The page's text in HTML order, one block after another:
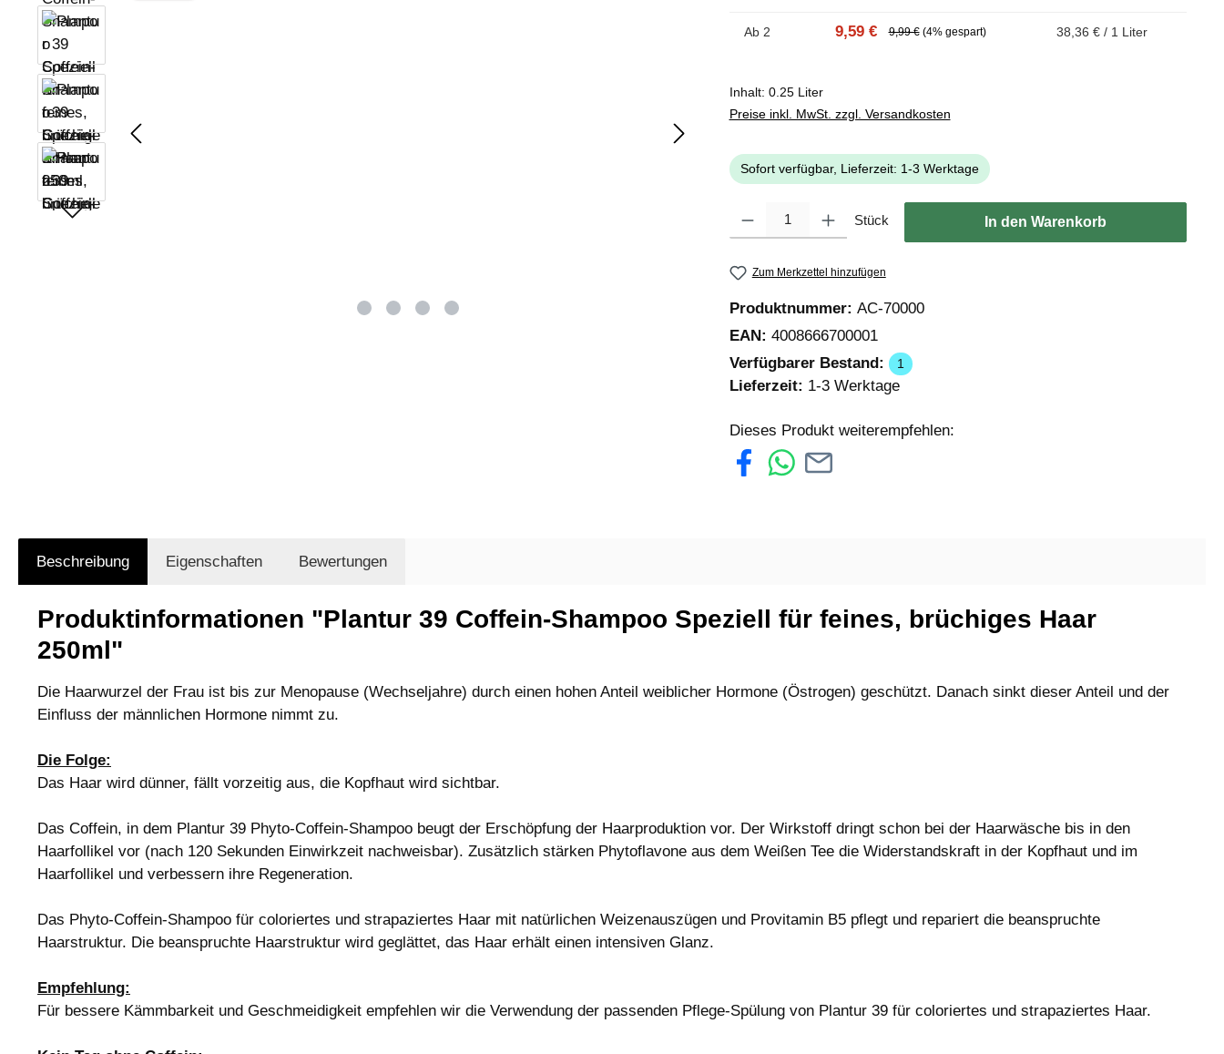
Ab 2 9,59 € 9,99 € (4% gespart) 38,36 € / 1 Liter
Inhalt: 0.25 Liter
Preise inkl. MwSt. zzgl. Versandkosten
Sofort verfügbar, Lieferzeit: 1-3 Werktage
Stück In den Warenkorb
Zum Merkzettel hinzufügen
Produktnummer: AC-70000
EAN: 4008666700001
Verfügbarer Bestand:
1
Lieferzeit: 1-3 Werktage
Dieses Produkt weiterempfehlen:
Beschreibung Eigenschaften Bewertungen
Produktinformationen "Plantur 39 Coffein-Shampoo Speziell für feines, brüchiges Haar
250ml"
Die Haarwurzel der Frau ist bis zur Menopause (Wechseljahre) durch einen hohen Anteil weiblicher Hormone (Östrogen) geschützt. Danach sinkt dieser Anteil und der
Einfluss der männlichen Hormone nimmt zu.
Die Folge:
Das Haar wird dünner, fällt vorzeitig aus, die Kopfhaut wird sichtbar.
Das Coffein, in dem Plantur 39 Phyto-Coffein-Shampoo beugt der Erschöpfung der Haarproduktion vor. Der Wirkstoff dringt schon bei der Haarwäsche bis in den
Haarfollikel vor (nach 120 Sekunden Einwirkzeit nachweisbar). Zusätzlich stärken Phytoflavone aus dem Weißen Tee die Widerstandskraft in der Kopfhaut und im
Haarfollikel und verbessern ihre Regeneration.
Das Phyto-Coffein-Shampoo für coloriertes und strapaziertes Haar mit natürlichen Weizenauszügen und Provitamin B5 pflegt und repariert die beanspruchte
Haarstruktur. Die beanspruchte Haarstruktur wird geglättet, das Haar erhält einen intensiven Glanz.
Empfehlung:
Für bessere Kämmbarkeit und Geschmeidigkeit empfehlen wir die Verwendung der passenden Pflege-Spülung von Plantur 39 für coloriertes und strapaziertes Haar.